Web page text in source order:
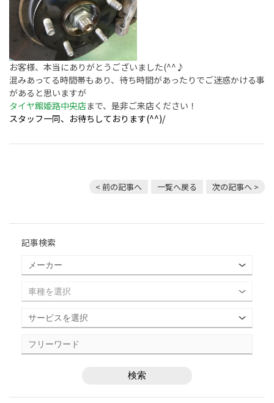
お客様、本当にありがとうございました(^^♪
混みあってる時間帯もあり、待ち時間があったりでご迷惑かける事
があると思いますが
タイヤ館姫路中央店まで、是非ご来店ください！
スタッフ一同、お待ちしております(^^)/
< 前の記事へ 一覧へ戻る 次の記事へ >
記事検索